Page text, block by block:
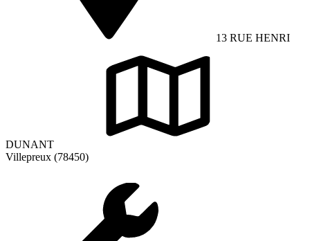
13 RUE HENRI
DUNANT
Villepreux (78450)